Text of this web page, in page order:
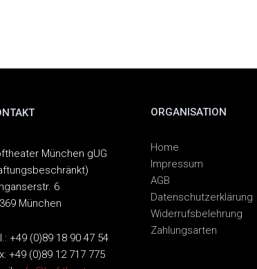
München gUG
6
München
+49 (0)89 18 90 47 54
+49 (0)89 12 717 775
ORGANISATION
Home
Impressum
AGB
Datenschutzerklärung
Widerrufsbelehrung
Zahlungsarten